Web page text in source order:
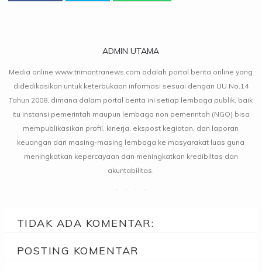
ADMIN UTAMA
Media online www.trimantranews.com adalah portal berita online yang
didedikasikan untuk keterbukaan informasi sesuai dengan UU No.14
Tahun 2008, dimana dalam portal berita ini setiap lembaga publik, baik
itu instansi pemerintah maupun lembaga non pemerintah (NGO) bisa
mempublikasikan profil, kinerja, ekspost kegiatan, dan laporan
keuangan dari masing-masing lembaga ke masyarakat luas guna
meningkatkan kepercayaan dan meningkatkan kredibiltas dan
akuntabilitas.
TIDAK ADA KOMENTAR:
POSTING KOMENTAR